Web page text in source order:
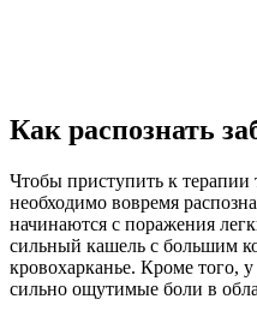
Как распознать
Чтобы приступить к терапии
необходимо вовремя
начинаются с поражения
сильный кашель с большим
кровохарканье. Кроме того,
сильно ощутимые боли в